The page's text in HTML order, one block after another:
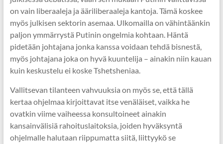
on vain liberaaleja ja ääriliberaaleja kantoja. Tämä koskee
myös julkisen sektorin asemaa. Ulkomailla on vähintäänkin
paljon ymmärrystä Putinin ongelmia kohtaan. Häntä
pidetään johtajana jonka kanssa voidaan tehdä bisnestä,
myös johtajana joka on hyvä kuuntelija – ainakin niin kauan
kuin keskustelu ei koske Tshetsheniaa.
Vallitsevan tilanteen vahvuuksia on myös se, että tällä
kertaa ohjelmaa kirjoittavat itse venäläiset, vaikka he
ovatkin viime vaiheessa konsultoineet ainakin
kansainvälisiä rahoituslaitoksia, joiden hyväksyntä
ohjelmalle halutaan riippumatta siitä, liittyykö se